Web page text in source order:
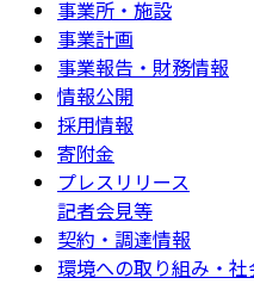
事業所・施設
事業計画
事業報告・財務情報
情報公開
採用情報
寄附金
プレスリリース
記者会見等
契約・調達情報
環境への取り組み・